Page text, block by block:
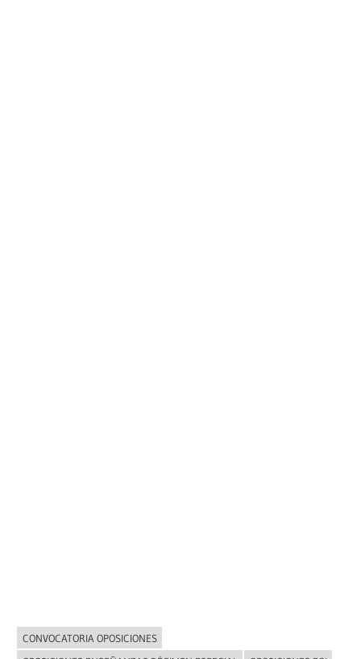
NOVEDADES
CONVOCATORIA OPOSICIONES